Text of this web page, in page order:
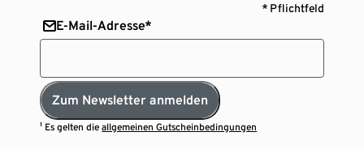
* Pflichtfeld
E-Mail-Adresse*
Zum Newsletter anmelden
¹ Es gelten dieallgemeinen Gutscheinbedingungen